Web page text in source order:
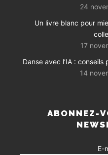
24
Un livre blanc pour
17
Danse avec l’IA :
14
ABONNEZ-
E-